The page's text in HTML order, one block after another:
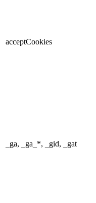
acceptCookies
_ga, _ga_*, _gid, _gat